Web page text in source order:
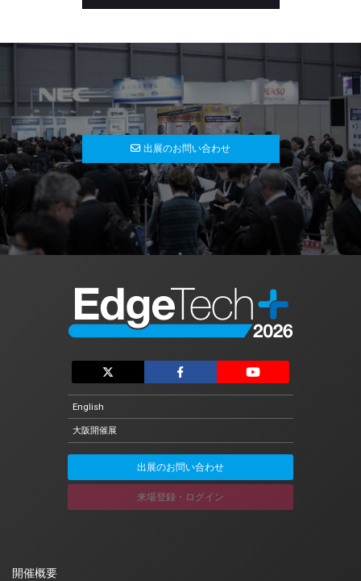
出展のお問い合わせ
English
大阪開催展
出展のお問い合わせ
来場登録・ログイン
開催概要